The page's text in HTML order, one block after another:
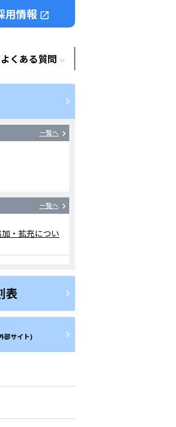
用情報 open_in_new
よくある質問 expand_more
一覧へ chevron_right
一覧へ chevron_right
・拡充につい
ついて
表
部サイト)